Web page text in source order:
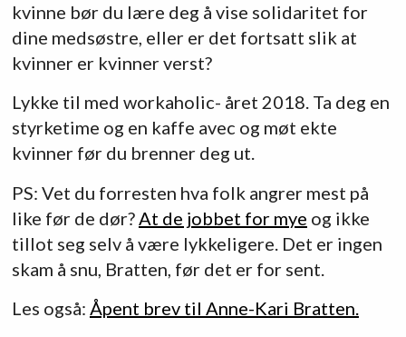
kvinne bør du lære deg å vise solidaritet for
dine medsøstre, eller er det fortsatt slik at
kvinner er kvinner verst?
Lykke til med workaholic- året 2018. Ta deg en
styrketime og en kaffe avec og møt ekte
kvinner før du brenner deg ut.
PS: Vet du forresten hva folk angrer mest på
like før de dør? At de jobbet for mye og ikke
tillot seg selv å være lykkeligere. Det er ingen
skam å snu, Bratten, før det er for sent.
Les også: Åpent brev til Anne-Kari Bratten.